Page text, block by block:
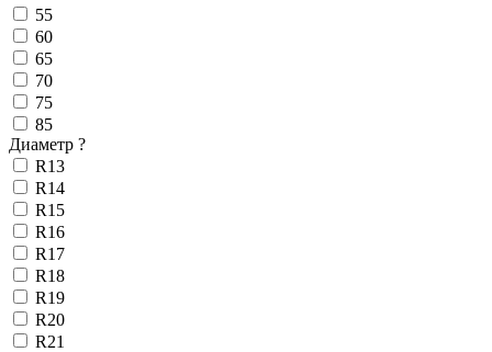
55
60
65
70
75
85
Диаметр ?
R13
R14
R15
R16
R17
R18
R19
R20
R21